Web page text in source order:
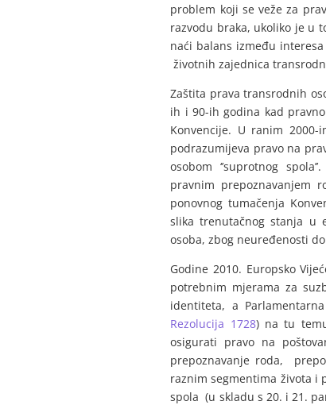
problem koji se veže za
razvodu braka, ukoliko je u
naći balans između
životnih zajednica
Zaštita prava transrodnih
ih i 90-ih godina kad
Konvencije. U ranim
podrazumijeva pravo na
osobom ‘’suprotnog
pravnim prepoznavanjem
ponovnog tumačenja
slika trenutačnog stanja u
osoba, zbog neuređenosti
Godine 2010. Europsko
potrebnim mjerama za
identiteta, a
Rezolucija 1728) na tu
osigurati pravo na
prepoznavanje roda,
raznim segmentima života i
spola (u skladu s 20. i 21.